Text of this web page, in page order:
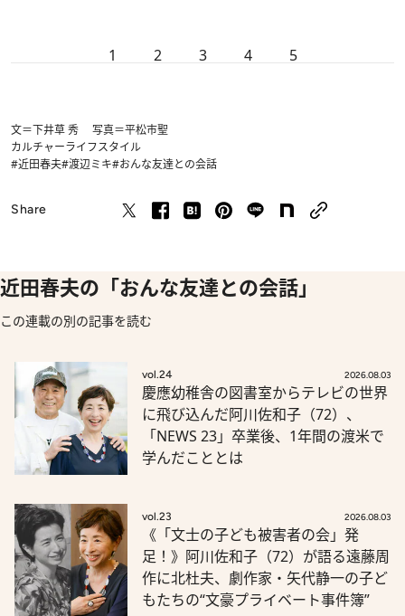
1 2 3 4 5
文＝下井草 秀 写真＝平松市聖
カルチャーライフスタイル
#近田春夫#渡辺ミキ#おんな友達との会話
Share
近田春夫の「おんな友達との会話」
この連載の別の記事を読む
vol.24 2026.08.03
慶應幼稚舎の図書室からテレビの世界
に飛び込んだ阿川佐和子（72）、
「NEWS 23」卒業後、1年間の渡米で
学んだこととは
vol.23 2026.08.03
《「文士の子ども被害者の会」発
足！》阿川佐和子（72）が語る遠藤周
作に北杜夫、劇作家・矢代静一の子ど
もたちの“文豪プライベート事件簿”